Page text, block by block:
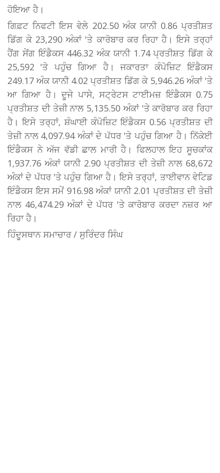
ਹੋਇਆ ਹੈ।
ਗਿਫ਼ਟ ਨਿਫਟੀ ਇਸ ਵੇਲੇ 202.50 ਅੰਕ ਯਾਨੀ 0.86 ਪ੍ਰਤੀਸ਼ਤ
ਡਿੱਗ ਕੇ 23,290 ਅੰਕਾਂ 'ਤੇ ਕਾਰੋਬਾਰ ਕਰ ਰਿਹਾ ਹੈ। ਇਸੇ ਤਰ੍ਹਾਂ
ਹੈਂਗ ਸੇਂਗ ਇੰਡੈਕਸ 446.32 ਅੰਕ ਯਾਨੀ 1.74 ਪ੍ਰਤੀਸ਼ਤ ਡਿੱਗ ਕੇ
25,592 'ਤੇ ਪਹੁੰਚ ਗਿਆ ਹੈ। ਜਕਾਰਤਾ ਕੰਪੋਜ਼ਿਟ ਇੰਡੈਕਸ
249.17 ਅੰਕ ਯਾਨੀ 4.02 ਪ੍ਰਤੀਸ਼ਤ ਡਿੱਗ ਕੇ 5,946.26 ਅੰਕਾਂ 'ਤੇ
ਆ ਗਿਆ ਹੈ। ਦੂਜੇ ਪਾਸੇ, ਸਟ੍ਰੇਟਸ ਟਾਈਮਜ਼ ਇੰਡੈਕਸ 0.75
ਪ੍ਰਤੀਸ਼ਤ ਦੀ ਤੇਜ਼ੀ ਨਾਲ 5,135.50 ਅੰਕਾਂ 'ਤੇ ਕਾਰੋਬਾਰ ਕਰ ਰਿਹਾ
ਹੈ। ਇਸੇ ਤਰ੍ਹਾਂ, ਸ਼ੰਘਾਈ ਕੰਪੋਜ਼ਿਟ ਇੰਡੈਕਸ 0.56 ਪ੍ਰਤੀਸ਼ਤ ਦੀ
ਤੇਜ਼ੀ ਨਾਲ 4,097.94 ਅੰਕਾਂ ਦੇ ਪੱਧਰ 'ਤੇ ਪਹੁੰਚ ਗਿਆ ਹੈ। ਨਿੱਕੇਈ
ਇੰਡੈਕਸ ਨੇ ਅੱਜ ਵੱਡੀ ਛਾਲ ਮਾਰੀ ਹੈ। ਫਿਲਹਾਲ ਇਹ ਸੂਚਕਾਂਕ
1,937.76 ਅੰਕਾਂ ਯਾਨੀ 2.90 ਪ੍ਰਤੀਸ਼ਤ ਦੀ ਤੇਜ਼ੀ ਨਾਲ 68,672
ਅੰਕਾਂ ਦੇ ਪੱਧਰ 'ਤੇ ਪਹੁੰਚ ਗਿਆ ਹੈ। ਇਸੇ ਤਰ੍ਹਾਂ, ਤਾਈਵਾਨ ਵੇਟਿਡ
ਇੰਡੈਕਸ ਇਸ ਸਮੇਂ 916.98 ਅੰਕਾਂ ਯਾਨੀ 2.01 ਪ੍ਰਤੀਸ਼ਤ ਦੀ ਤੇਜ਼ੀ
ਨਾਲ 46,474.29 ਅੰਕਾਂ ਦੇ ਪੱਧਰ 'ਤੇ ਕਾਰੋਬਾਰ ਕਰਦਾ ਨਜ਼ਰ ਆ
ਰਿਹਾ ਹੈ।
ਹਿੰਦੂਸਥਾਨ ਸਮਾਚਾਰ / ਸੁਰਿੰਦਰ ਸਿੰਘ